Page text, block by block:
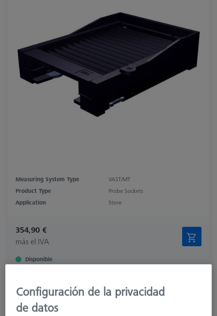
Measuring System Type
VAST/MT
Product Type
Probe Sockets
Application
Store
354,90 €
más el IVA
Disponible
Conector de sonda para RDS
621770-8040-000
Configuración de la privacidad
de datos